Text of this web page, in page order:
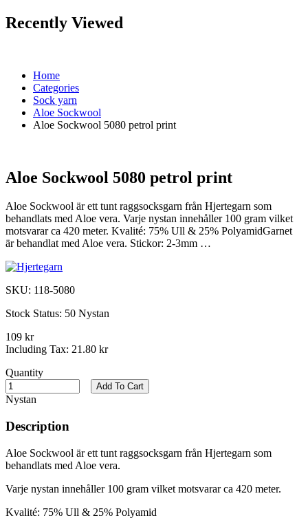
Recently Viewed
Home
Categories
Sock yarn
Aloe Sockwool
Aloe Sockwool 5080 petrol print
Aloe Sockwool 5080 petrol print
Aloe Sockwool är ett tunt raggsocksgarn från Hjertegarn som
behandlats med Aloe vera. Varje nystan innehåller 100 gram vilket
motsvarar ca 420 meter. Kvalité: 75% Ull & 25% PolyamidGarnet
är behandlat med Aloe vera. Stickor: 2-3mm …
SKU: 118-5080
Stock Status: 50 Nystan
109 kr
Including Tax: 21.80 kr
Quantity
Nystan
Add To Cart
Description
Aloe Sockwool är ett tunt raggsocksgarn från Hjertegarn som
behandlats med Aloe vera.
Varje nystan innehåller 100 gram vilket motsvarar ca 420 meter.
Kvalité: 75% Ull & 25% Polyamid